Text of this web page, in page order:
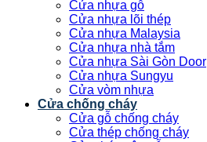
Cửa nhựa gỗ
Cửa nhựa lõi thép
Cửa nhựa Malaysia
Cửa nhựa nhà tắm
Cửa nhựa Sài Gòn Door
Cửa nhựa Sungyu
Cửa vòm nhựa
Cửa chống cháy
Cửa gỗ chống cháy
Cửa thép chống cháy